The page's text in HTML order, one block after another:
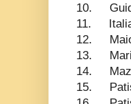
10.
11.
12.
13.
14.
15.